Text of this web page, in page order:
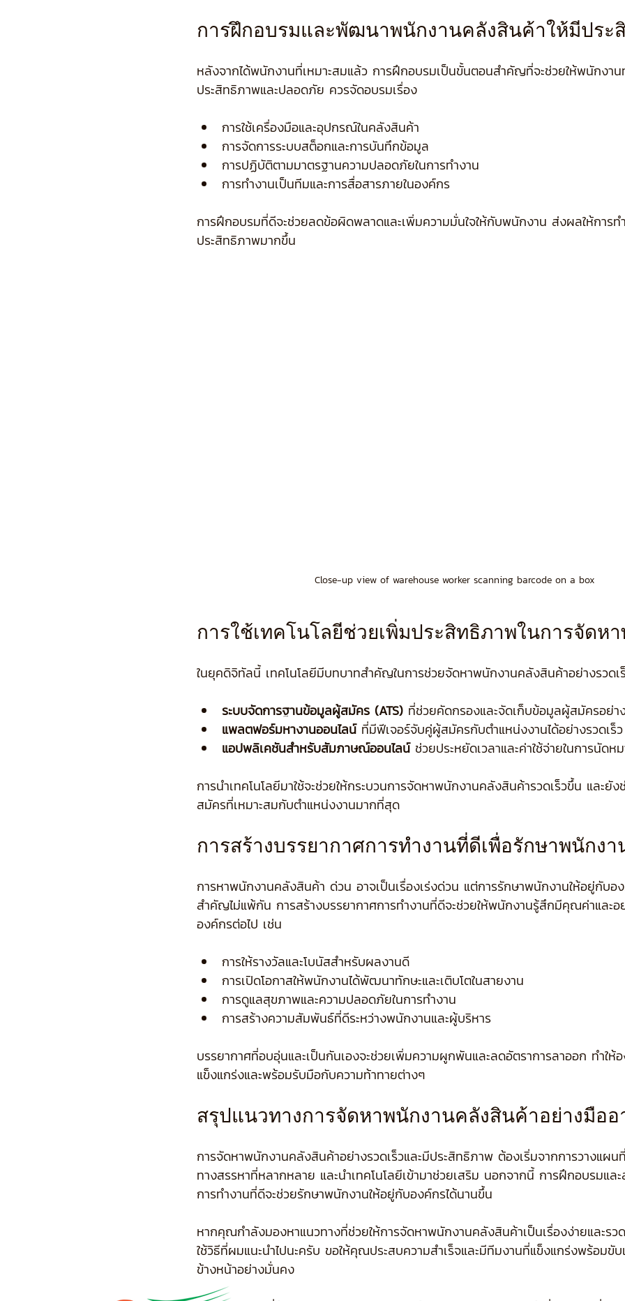
การฝึกอบรมและพัฒนาพนักงานคลังสินค้าให้มีประ
หลังจากได้พนักงานที่เหมาะสมแล้ว การฝึกอบรมเป็นขั้นตอนสำคัญที่จะช่วยให้พนักงาน
ประสิทธิภาพและปลอดภัย ควรจัดอบรมเรื่อง
การใช้เครื่องมือและอุปกรณ์ในคลังสินค้า
การจัดการระบบสต็อกและการบันทึกข้อมูล
การปฏิบัติตามมาตรฐานความปลอดภัยในการทำงาน
การทำงานเป็นทีมและการสื่อสารภายในองค์กร
การฝึกอบรมที่ดีจะช่วยลดข้อผิดพลาดและเพิ่มความมั่นใจให้กับพนักงาน ส่งผลให้การท
ประสิทธิภาพมากขึ้น
Close-up view of warehouse worker scanning barcode on a box
การใช้เทคโนโลยีช่วยเพิ่มประสิทธิภาพในการจัดห
ในยุคดิจิทัลนี้ เทคโนโลยีมีบทบาทสำคัญในการช่วยจัดหาพนักงานคลังสินค้าอย่างรวดเ
ระบบจัดการฐานข้อมูลผู้สมัคร (ATS) ที่ช่วยคัดกรองและจัดเก็บข้อมูลผู้สมัครอย่า
แพลตฟอร์มหางานออนไลน์ ที่มีฟีเจอร์จับคู่ผู้สมัครกับตำแหน่งงานได้อย่างรวดเร็ว
แอปพลิเคชันสำหรับสัมภาษณ์ออนไลน์ ช่วยประหยัดเวลาและค่าใช้จ่ายในการนัด
การนำเทคโนโลยีมาใช้จะช่วยให้กระบวนการจัดหาพนักงานคลังสินค้ารวดเร็วขึ้น และยั
สมัครที่เหมาะสมกับตำแหน่งงานมากที่สุด
การสร้างบรรยากาศการทำงานที่ดีเพื่อรักษาพนักงา
การหาพนักงานคลังสินค้า ด่วน อาจเป็นเรื่องเร่งด่วน แต่การรักษาพนักงานให้อยู่กับอง
สำคัญไม่แพ้กัน การสร้างบรรยากาศการทำงานที่ดีจะช่วยให้พนักงานรู้สึกมีคุณค่าและอ
องค์กรต่อไป เช่น
การให้รางวัลและโบนัสสำหรับผลงานดี
การเปิดโอกาสให้พนักงานได้พัฒนาทักษะและเติบโตในสายงาน
การดูแลสุขภาพและความปลอดภัยในการทำงาน
การสร้างความสัมพันธ์ที่ดีระหว่างพนักงานและผู้บริหาร
บรรยากาศที่อบอุ่นและเป็นกันเองจะช่วยเพิ่มความผูกพันและลดอัตราการลาออก ทำให้
แข็งแกร่งและพร้อมรับมือกับความท้าทายต่างๆ
สรุปแนวทางการจัดหาพนักงานคลังสินค้าอย่างมือ
การจัดหาพนักงานคลังสินค้าอย่างรวดเร็วและมีประสิทธิภาพ ต้องเริ่มจากการวางแผน
ทางสรรหาที่หลากหลาย และนำเทคโนโลยีเข้ามาช่วยเสริม นอกจากนี้ การฝึกอบรมแล
การทำงานที่ดีจะช่วยรักษาพนักงานให้อยู่กับองค์กรได้นานขึ้น
หากคุณกำลังมองหาแนวทางที่ช่วยให้การจัดหาพนักงานคลังสินค้าเป็นเรื่องง่ายและรว
ใช้วิธีที่ผมแนะนำไปนะครับ ขอให้คุณประสบความสำเร็จและมีทีมงานที่แข็งแกร่งพร้อมขั
ข้างหน้าอย่างมั่นคง